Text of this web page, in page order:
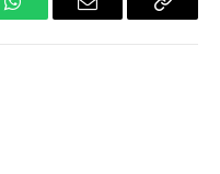
WhatsAppEmail
Copy